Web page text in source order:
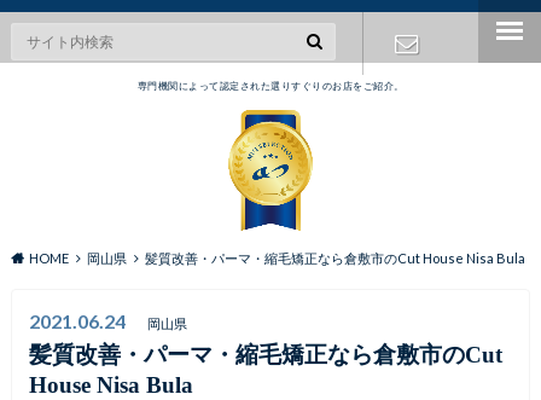
専門機関によって認定された選りすぐりのお店をご紹介。
HOME 岡山県 髪質改善・パーマ・縮毛矯正なら倉敷市のCut House Nisa Bula
2021.06.24 岡山県
髪質改善・パーマ・縮毛矯正なら倉敷市のCut
House Nisa Bula